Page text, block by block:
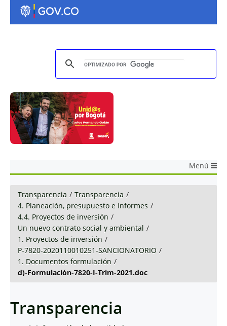
Menú
Transparencia / Transparencia /
4. Planeación, presupuesto e Informes /
4.4. Proyectos de inversión /
Un nuevo contrato social y ambiental /
1. Proyectos de inversión /
P-7820-2020110010251-SANCIONATORIO /
1. Documentos formulación /
d)-Formulación-7820-I-Trim-2021.doc
Transparencia